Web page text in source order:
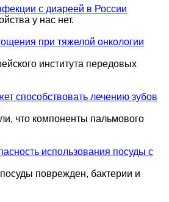
с диареей в России
у нас нет.
при тяжелой онкологии
института передовых
способствовать лечению зубов
что компоненты пальмового
использования посуды с
поврежден, бактерии и